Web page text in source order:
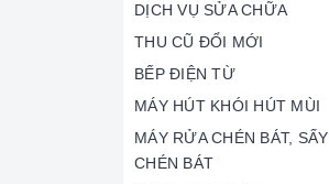
DỊCH VỤ SỬA CHỮA
THU CŨ ĐỔI MỚI
BẾP ĐIỆN TỪ
MÁY HÚT KHÓI HÚT MÙI
MÁY RỬA CHÉN BÁT, SẤY
CHÉN BÁT